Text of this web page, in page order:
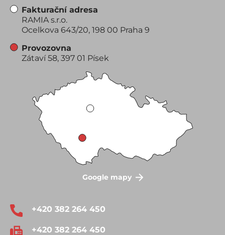
Fakturační adresa
RAMIA s.r.o.
Ocelkova 643/20, 198 00 Praha 9
Provozovna
Zátaví 58, 397 01 Písek
Google mapy
+420 382 264 450
+420 382 264 450